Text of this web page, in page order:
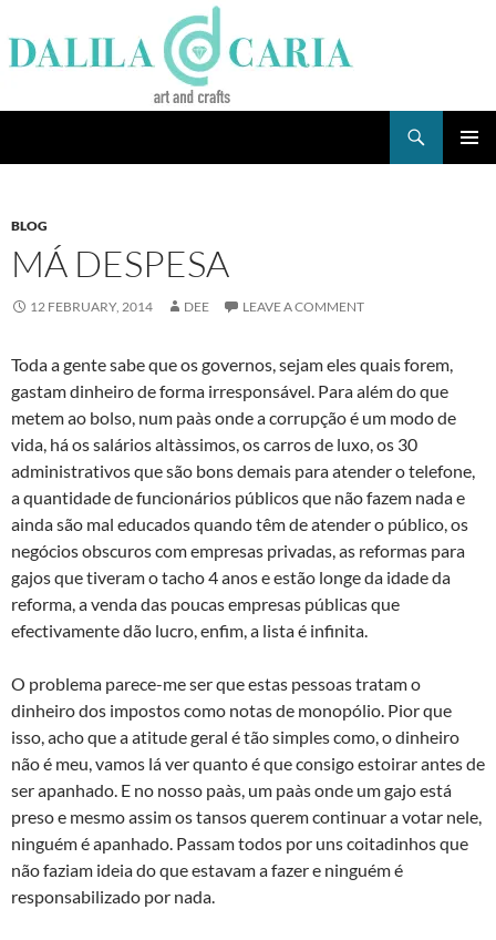
to
content
BLOG
MÁ DESPESA
12 FEBRUARY, 2014 DEE LEAVE A COMMENT
Toda a gente sabe que os governos, sejam eles quais forem,
gastam dinheiro de forma irresponsável. Para além do que
metem ao bolso, num paà­s onde a corrupção é um modo de
vida, há os salários altà­ssimos, os carros de luxo, os 30
administrativos que são bons demais para atender o telefone,
a quantidade de funcionários públicos que não fazem nada e
ainda são mal educados quando têm de atender o público, os
negócios obscuros com empresas privadas, as reformas para
gajos que tiveram o tacho 4 anos e estão longe da idade da
reforma, a venda das poucas empresas públicas que
efectivamente dão lucro, enfim, a lista é infinita.
O problema parece-me ser que estas pessoas tratam o
dinheiro dos impostos como notas de monopólio. Pior que
isso, acho que a atitude geral é tão simples como, o dinheiro
não é meu, vamos lá ver quanto é que consigo estoirar antes de
ser apanhado. E no nosso paà­s, um paà­s onde um gajo está
preso e mesmo assim os tansos querem continuar a votar nele,
ninguém é apanhado. Passam todos por uns coitadinhos que
não faziam ideia do que estavam a fazer e ninguém é
responsabilizado por nada.